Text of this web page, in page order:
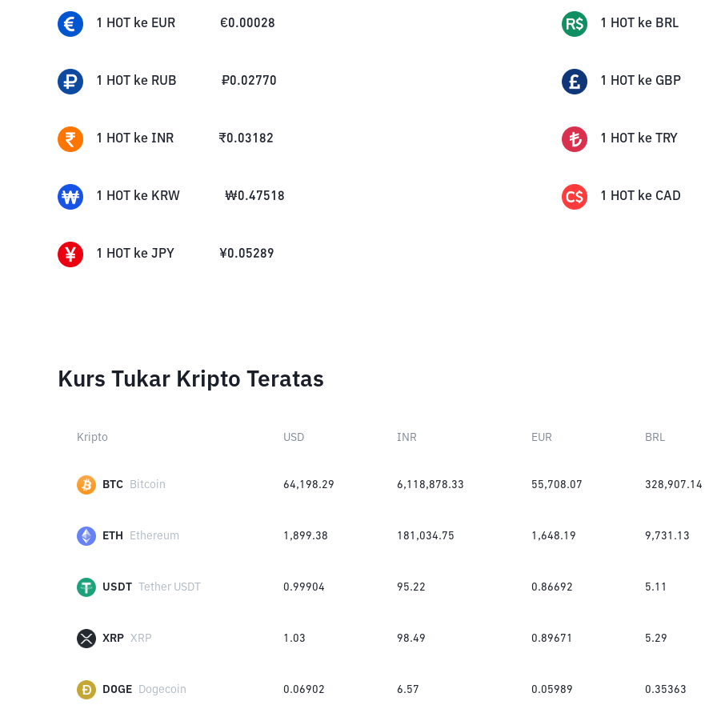
1 HOT ke EUR €0.00028 1 HOT ke BRL
1 HOT ke RUB ₽0.02770 1 HOT ke GBP
1 HOT ke INR ₹0.03182 1 HOT ke TRY
1 HOT ke KRW ₩0.47518 1 HOT ke CAD
1 HOT ke JPY ¥0.05289
Kurs Tukar Kripto Teratas
Kripto USD INR EUR BRL
BTC Bitcoin 64,198.29 6,118,878.33 55,708.07 328,907.14
ETH Ethereum 1,899.38 181,034.75 1,648.19 9,731.13
USDT Tether USDT 0.99904 95.22 0.86692 5.11
XRP XRP 1.03 98.49 0.89671 5.29
DOGE Dogecoin 0.06902 6.57 0.05989 0.35363